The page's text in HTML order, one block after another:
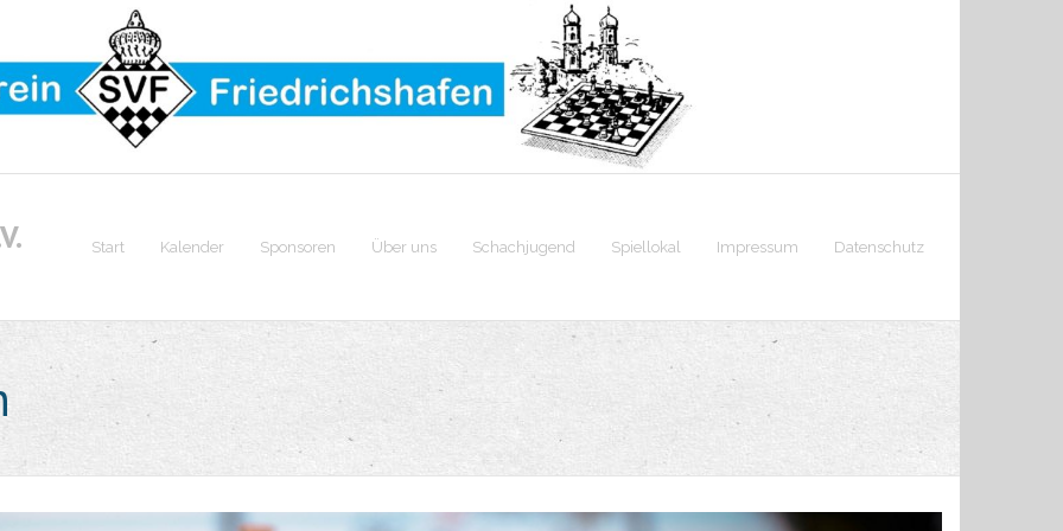
Start Kalender Sponsoren Über uns Schachjugend Spiellokal Impressum Datenschutz